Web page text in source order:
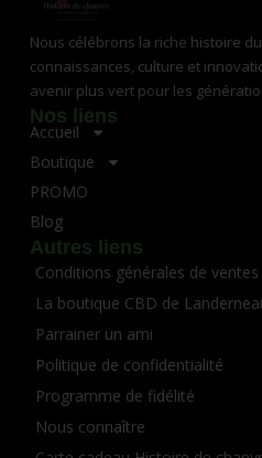
Nous célébrons la riche histoire
connaissances, culture et
avenir plus vert pour les
Nos liens
Accueil
Boutique
PROMO
Blog
Autres liens
Conditions générales de ventes
La boutique CBD de
Parrainer un ami
Politique de confidentialité
Programme de fidélité
Nous connaître